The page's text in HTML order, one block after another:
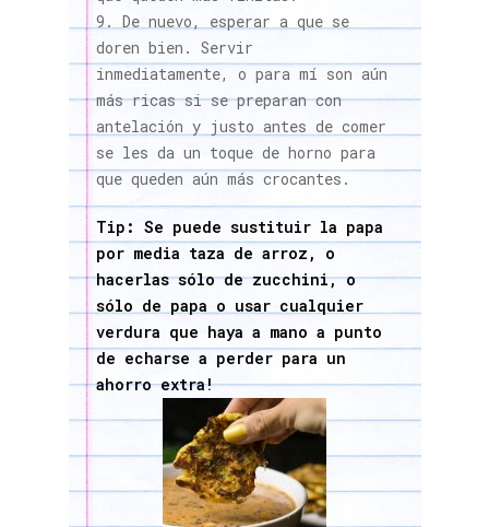
De nuevo, esperar a que se
doren bien. Servir
inmediatamente, o para mí son aún
más ricas si se preparan con
antelación y justo antes de comer
se les da un toque de horno para
que queden aún más crocantes.
Tip: Se puede sustituir la papa
por media taza de arroz, o
hacerlas sólo de zucchini, o
sólo de papa o usar cualquier
verdura que haya a mano a punto
de echarse a perder para un
ahorro extra!